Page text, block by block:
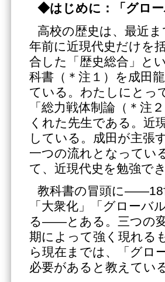
◆はじめに：「グロ
高校の歴史は、最近
年前に近現代史だけを
合した「歴史総合」と
科書（＊注１）を成田
ている。わたしにとっ
「総力戦体制論（＊注
くれた先生である。近
している。成田が主張
一つの流れとなってい
て、近現代史を勉強で
教科書の冒頭に――18
「大衆化」「グローバ
る――とある。三つの
期によって強く現れる
ら現在までは、「グロ
必要があると教えてい